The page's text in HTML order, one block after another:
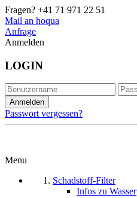
Fragen? +41 71 971 22 51
Mail an hoqua
Anfrage
Anmelden
LOGIN
Passwort vergessen?
Menu
Schadstoff-Filter
Infos zu Wasser